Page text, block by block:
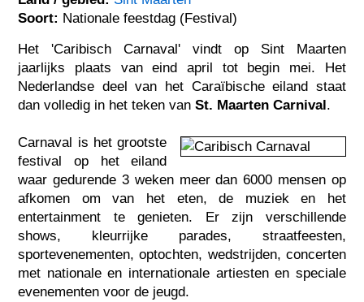
Soort: Nationale feestdag (Festival)
Het 'Caribisch Carnaval' vindt op Sint Maarten
jaarlijks plaats van eind april tot begin mei. Het
Nederlandse deel van het Caraïbische eiland staat
dan volledig in het teken vanSt. Maarten Carnival.
Carnaval is het grootste
festival op het eiland
waar gedurende 3 weken meer dan 6000 mensen op
afkomen om van het eten, de muziek en het
entertainment te genieten. Er zijn verschillende
shows, kleurrijke parades, straatfeesten,
sportevenementen, optochten, wedstrijden, concerten
met nationale en internationale artiesten en speciale
evenementen voor de jeugd.